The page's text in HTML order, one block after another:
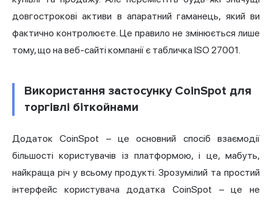
довгострокові активи в апаратний гаманець, який ви
фактично контролюєте. Це правило не змінюється лише
тому, що на веб-сайті компанії є табличка ISO 27001.
Використання застосунку CoinSpot для
торгівлі біткойнами
Додаток CoinSpot – це основний спосіб взаємодії
більшості користувачів із платформою, і це, мабуть,
найкраща річ у всьому продукті. Зрозумілий та простий
інтерфейс користувача додатка CoinSpot – це не